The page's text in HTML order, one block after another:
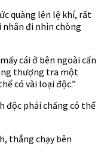
quàng lên lệ khí, rất
nhân đi nhìn chòng
cái ở bên ngoài cẩn
thượng tra một
có vài loại độc.”
độc phải chăng có thể
thẳng chạy bên